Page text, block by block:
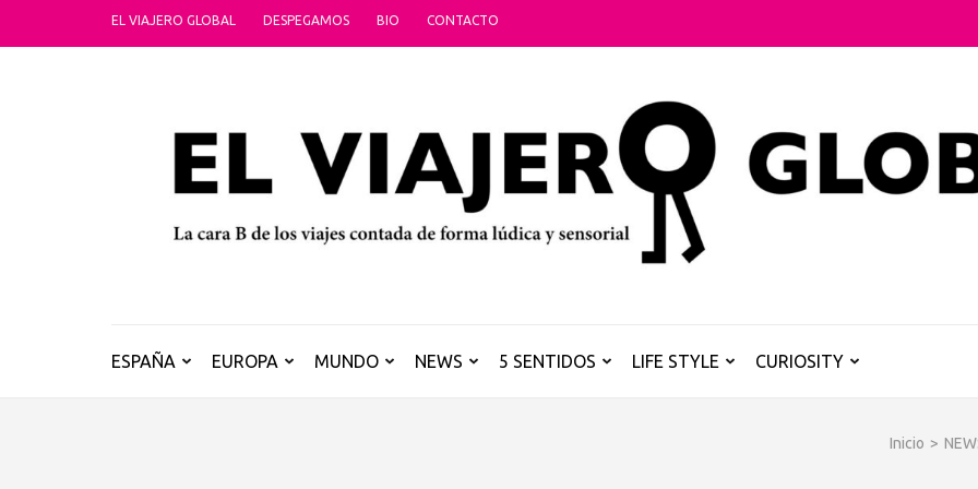
EL VIAJERO GLOBAL DESPEGAMOS BIO CONTACTO
ESPAÑA EUROPA MUNDO NEWS 5 SENTIDOS LIFE STYLE CURIOSITY
Inicio >